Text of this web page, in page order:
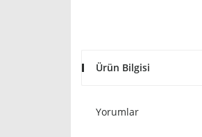
Ürün Bilgisi
Yorumlar